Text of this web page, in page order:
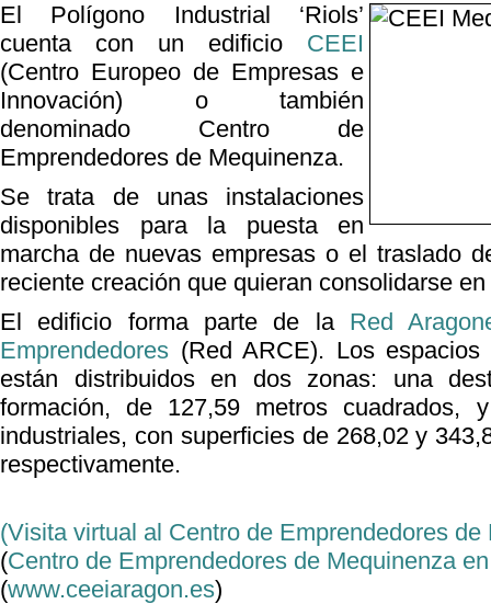
El Polígono Industrial ‘Riols’
cuenta con un edificio CEEI
(Centro Europeo de Empresas e
Innovación) o también
denominado Centro de
Emprendedores de Mequinenza.
Se trata de unas instalaciones
disponibles para la puesta en
marcha de nuevas empresas o el traslado
reciente creación que quieran consolidarse
El edificio forma parte de la Red
Emprendedores (Red ARCE). Los
están distribuidos en dos zonas: una
formación, de 127,59 metros cuadrados,
industriales, con superficies de 268,02 y
respectivamente.
​(Visita virtual al Centro de Emprendedores de
​(Centro de Emprendedores de Mequinenza
(www.ceeiaragon.es)